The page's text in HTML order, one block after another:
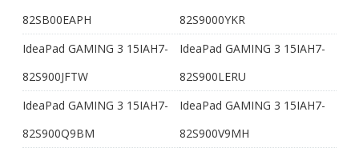
82SB00EAPH
82S9000YKR
IdeaPad GAMING 3 15IAH7-
82S900JFTW
IdeaPad GAMING 3 15IAH7-
82S900LERU
IdeaPad GAMING 3 15IAH7-
82S900Q9BM
IdeaPad GAMING 3 15IAH7-
82S900V9MH